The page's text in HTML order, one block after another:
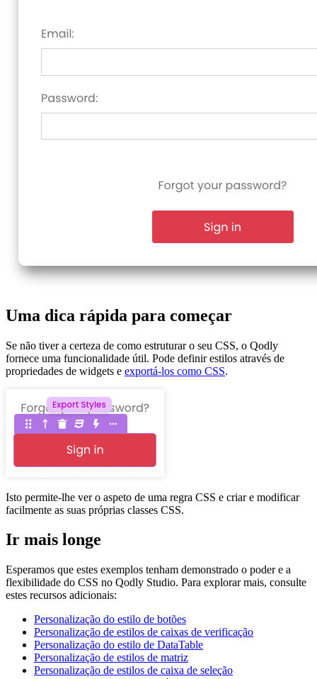
Uma dica rápida para começar
Se não tiver a certeza de como estruturar o seu CSS, o Qodly
fornece uma funcionalidade útil. Pode definir estilos através de
propriedades de widgets e exportá-los como CSS.
Isto permite-lhe ver o aspeto de uma regra CSS e criar e modificar
facilmente as suas próprias classes CSS.
Ir mais longe
Esperamos que estes exemplos tenham demonstrado o poder e a
flexibilidade do CSS no Qodly Studio. Para explorar mais, consulte
estes recursos adicionais:
Personalização do estilo de botões
Personalização de estilos de caixas de verificação
Personalização do estilo de DataTable
Personalização de estilos de matriz
Personalização de estilos de caixa de seleção